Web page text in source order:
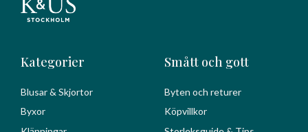
Kategorier
Blusar & Skjortor
Byxor
Smått och gott
Byten och returer
Köpvillkor